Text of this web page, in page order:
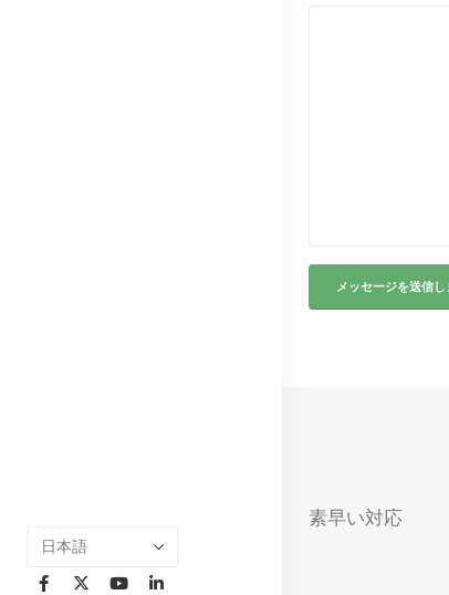
素早い対応